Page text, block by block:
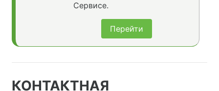
Сервисе.
Перейти
КОНТАКТНАЯ